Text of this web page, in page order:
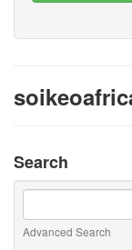
Search
Advanced Search